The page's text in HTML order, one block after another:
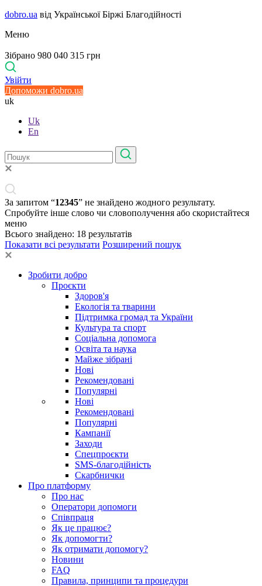
dobro.ua від Української Біржі Благодійності
Меню
Зібрано 980 040 315 грн
Увійти
Допоможи dobro.ua
uk
Uk
En
За запитом “12345” не знайдено жодного результату.
Спробуйте інше слово чи словополучення або скористайтеся
меню
Всього знайдено: 18 результатів
Показати всі результати Розширений пошук
Зробити добро
Проєкти
Здоров'я
Екологія та тварини
Підтримка громад та України
Культура та спорт
Соціальна допомога
Освіта та наука
Майже зібрані
Нові
Рекомендовані
Популярні
Нові
Рекомендовані
Популярні
Кампанії
Заходи
Спецпроєкти
SMS-благодійність
Скарбнички
Про платформу
Про нас
Оператори допомоги
Співпраця
Як це працює?
Як допомогти?
Як отримати допомогу?
Новини
FAQ
Правила, принципи та процедури